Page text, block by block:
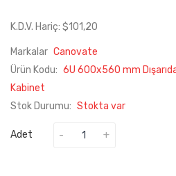
K.D.V. Hariç: $101,20
Markalar Canovate
Ürün Kodu: 6U 600x560 mm
Kabinet
Stok Durumu: Stokta var
Adet